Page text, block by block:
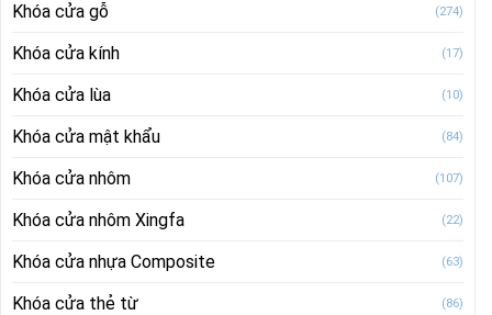
Khóa cửa gỗ (274)
Khóa cửa kính (17)
Khóa cửa lùa (10)
Khóa cửa mật khẩu (84)
Khóa cửa nhôm (107)
Khóa cửa nhôm Xingfa (22)
Khóa cửa nhựa Composite (63)
Khóa cửa thẻ từ (86)